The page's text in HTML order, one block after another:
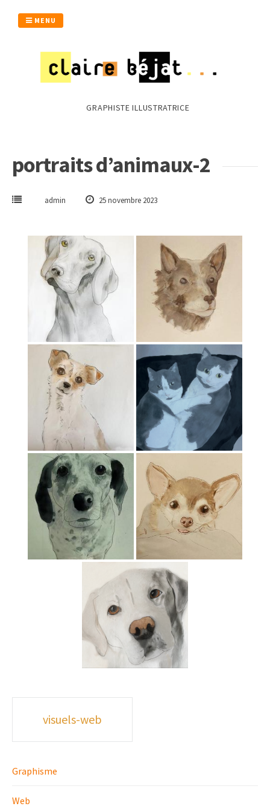
GRAPHISTE ILLUSTRATRICE
MENU
portraits d’animaux-2
admin 25 novembre 2023
Poste
navigation
visuels-web
Graphisme
Web